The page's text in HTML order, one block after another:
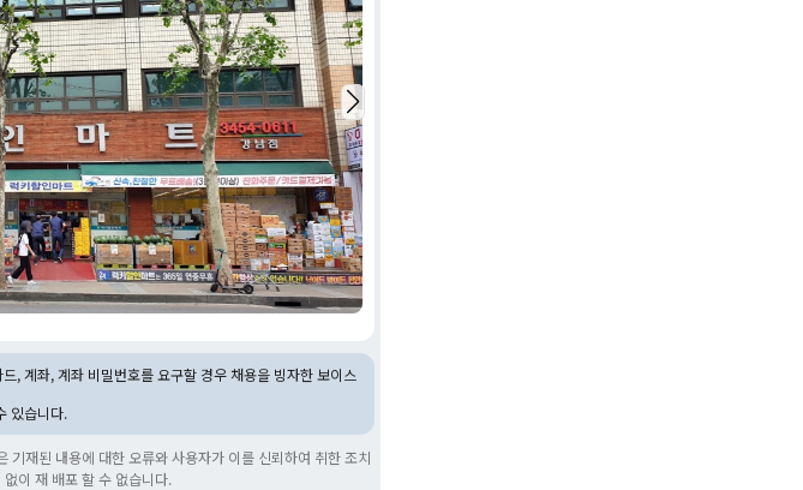
, 계좌, 계좌 비밀번호를 요구할 경우 채용을 빙자한 보이스
있습니다.
재된 내용에 대한 오류와 사용자가 이를 신뢰하여 취한 조치
이 재 배포 할 수 없습니다.